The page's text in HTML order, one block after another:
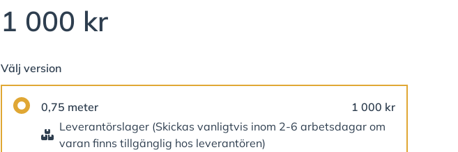
1 000 kr
Välj version
0,75 meter
1 000 kr
Leverantörslager (Skickas vanligtvis inom 2-6 arbetsdagar om
varan finns tillgänglig hos leverantören)